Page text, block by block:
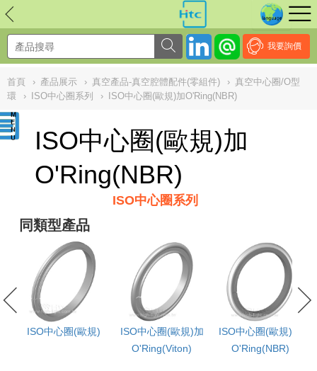
我要詢價
首頁 › 產品展示 › 真空產品-真空腔體配件(零組件) › 真空中心圈/O型
環
› ISO中心圈系列 › ISO中心圈(歐規)加O'Ring(NBR)
ISO中心圈(歐規)加
O'Ring(NBR)
ISO中心圈系列
同類型產品
ISO中心圈(歐規)
ISO中心圈(歐規)加
O'Ring(Viton)
ISO中心圈(歐規)加
O'Ring(NBR)
NULL